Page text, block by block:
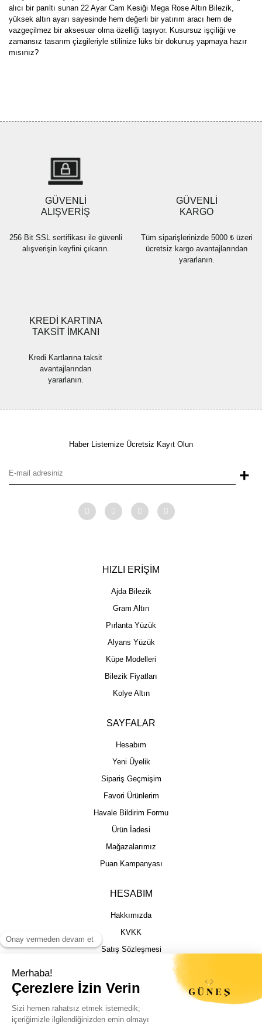
alıcı bir parıltı sunan 22 Ayar Cam Kesiği Mega Rose Altın Bilezik,
yüksek altın ayarı sayesinde hem değerli bir yatırım aracı hem de
vazgeçilmez bir aksesuar olma özelliği taşıyor. Kusursuz işçiliği ve
zamansız tasarım çizgileriyle stilinize lüks bir dokunuş yapmaya hazır
mısınız?
Ürün açıklamasında eksik bilgiler bulunuyor.
Ürün bilgilerinde hatalar bulunuyor.
Ürün fiyatı diğer sitelerden daha pahalı.
Bu ürüne benzer farklı alternatifler olmalı.
GÜVENLİ
ALIŞVERİŞ
256 Bit SSL sertifikası ile güvenli
alışverişin keyfini çıkarın.
GÜVENLİ
KARGO
Tüm siparişlerinizde 5000 ₺ üzeri
ücretsiz kargo avantajlarından
yararlanın.
KREDİ KARTINA
TAKSİT İMKANI
Kredi Kartlarına taksit
avantajlarından
yararlanın.
Haber Listemize Ücretsiz Kayıt Olun
+
HIZLI ERİŞİM
Ajda Bilezik
Gram Altın
Pırlanta Yüzük
Alyans Yüzük
Küpe Modelleri
Bilezik Fiyatları
Kolye Altın
SAYFALAR
Hesabım
Yeni Üyelik
Sipariş Geçmişim
Favori Ürünlerim
Havale Bildirim Formu
Ürün İadesi
Mağazalarımız
Puan Kampanyası
HESABIM
Hakkımızda
KVKK
Satış Sözleşmesi
İptal İade Şartları
Kargo Takibi